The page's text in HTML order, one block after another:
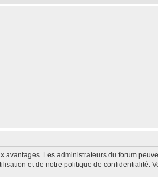
Les administrateurs du forum
et de notre politique de confidentialité.